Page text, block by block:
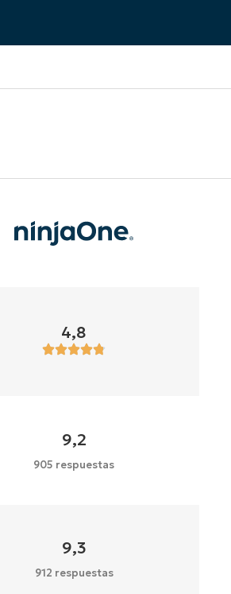
4,8
9,2
905 respuestas
9,3
912 respuestas